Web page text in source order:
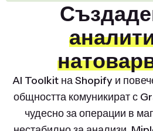
AI Toolkit на Shopify и
общността комуникират с
чудесно за операции в